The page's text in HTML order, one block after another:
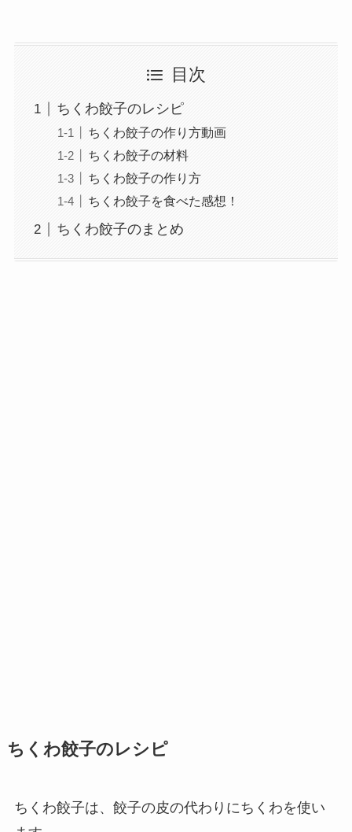
目次
ちくわ餃子のレシピ
ちくわ餃子の作り方動画
ちくわ餃子の材料
ちくわ餃子の作り方
ちくわ餃子を食べた感想！
ちくわ餃子のまとめ
ちくわ餃子のレシピ
ちくわ餃子は、餃子の皮の代わりにちくわを使い